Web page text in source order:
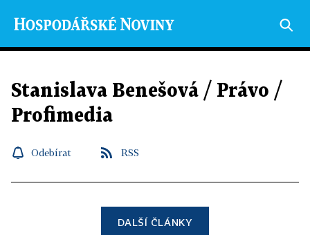
Stanislava Benešová / Právo /
Profimedia
Odebírat RSS
DALŠÍ ČLÁNKY